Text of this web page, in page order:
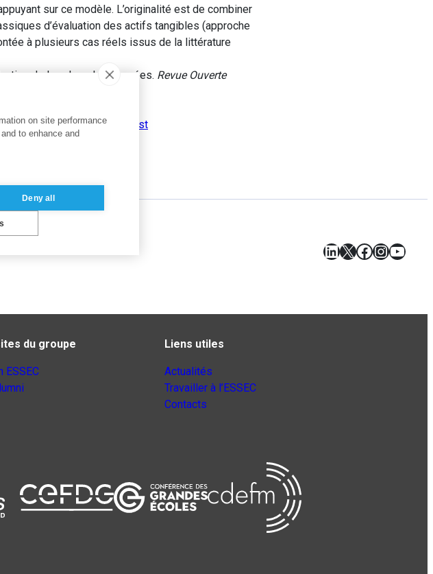
sur ce modèle. L’originalité est de combiner
d’évaluation des actifs tangibles (approche
à plusieurs cas réels issus de la littérature
de la valeur des données. Revue Ouverte
(AHP),context,risk cost
LinkedIn
X Facebook
du groupe
ESSEC
Liens utiles
Actualités
Travailler à l’ESSEC
Contacts
on site performance
to enhance and
Deny all